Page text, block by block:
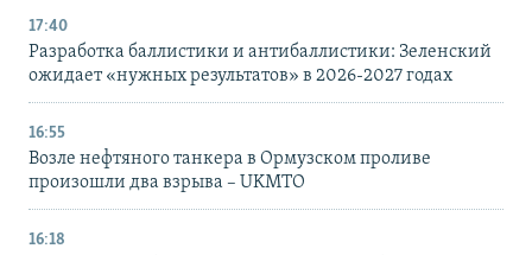
17:40
Разработка баллистики и антибаллистики: Зеленский
ожидает «нужных результатов» в 2026-2027 годах
16:55
Возле нефтяного танкера в Ормузском проливе
произошли два взрыва – UKMTO
16:18